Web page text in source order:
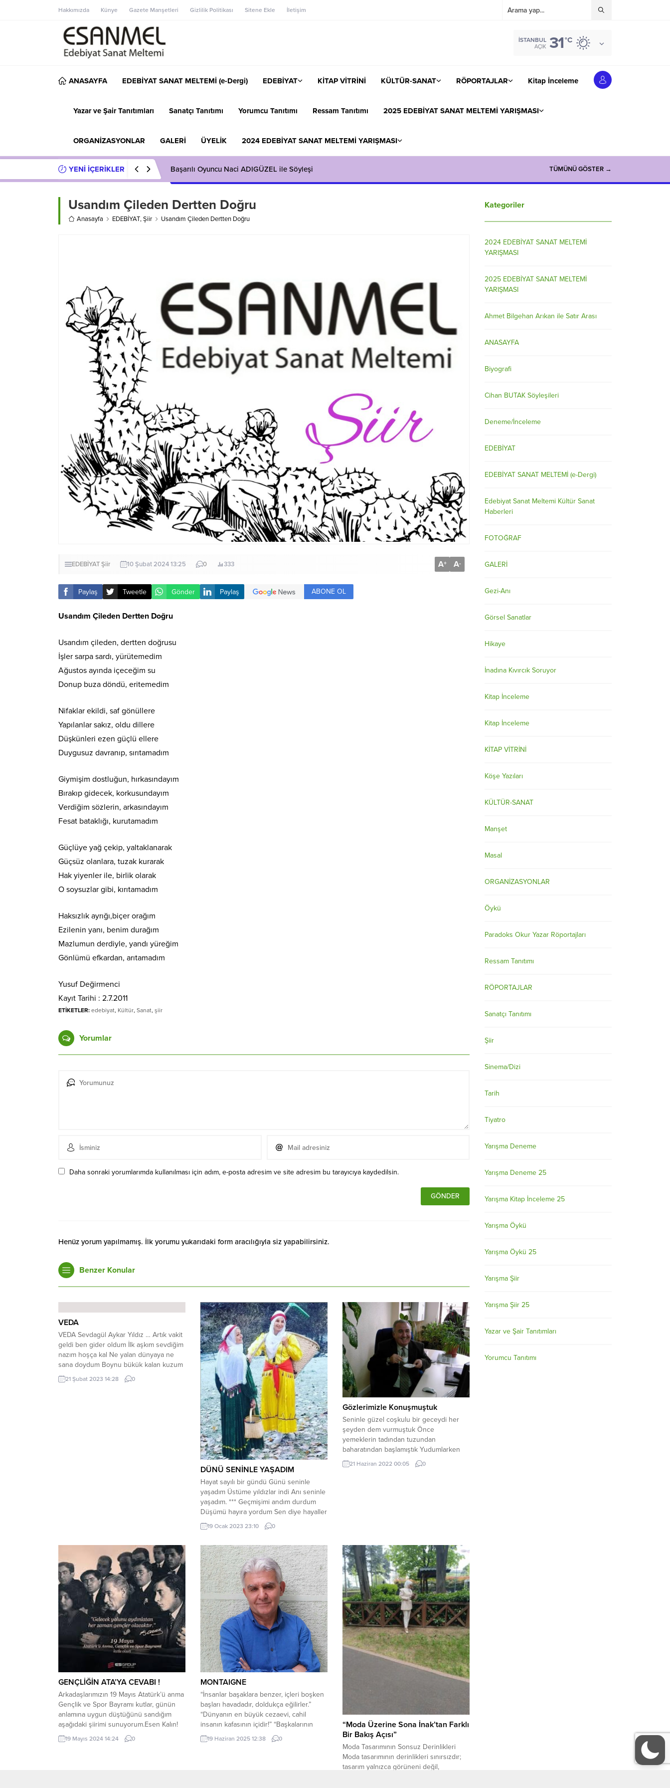
Hakkımızda Künye Gazete Manşetleri Gizlilik Politikası Sitene Ekle İletişim
İSTANBUL
AÇIK 31°C
ANASAYFA EDEBİYAT SANAT MELTEMİ (e-Dergi) EDEBİYAT KİTAP VİTRİNİ KÜLTÜR-SANAT RÖPORTAJLAR Kitap İnceleme
Yazar ve Şair Tanıtımları Sanatçı Tanıtımı Yorumcu Tanıtımı Ressam Tanıtımı 2025 EDEBİYAT SANAT MELTEMİ YARIŞMASI
ORGANİZASYONLAR GALERİ ÜYELİK 2024 EDEBİYAT SANAT MELTEMİ YARIŞMASI
YENİ İÇERİKLER Başarılı Oyuncu Naci ADIGÜZEL ile Söyleşi TÜMÜNÜ GÖSTER →
Usandım Çileden Dertten Doğru
Anasayfa EDEBİYAT,Şiir Usandım Çileden Dertten Doğru
EDEBİYATŞiir 10 Şubat 2024 13:25 0 333 A+ A-
Paylaş Tweetle Gönder Paylaş ABONE OL
Usandım Çileden Dertten Doğru
Usandım çileden, dertten doğrusu
İşler sarpa sardı, yürütemedim
Ağustos ayında içeceğim su
Donup buza döndü, eritemedim
Nifaklar ekildi, saf gönüllere
Yapılanlar sakız, oldu dillere
Düşkünleri ezen güçlü ellere
Duygusuz davranıp, sırıtamadım
Giymişim dostluğun, hırkasındayım
Bırakıp gidecek, korkusundayım
Verdiğim sözlerin, arkasındayım
Fesat bataklığı, kurutamadım
Güçlüye yağ çekip, yaltaklanarak
Güçsüz olanlara, tuzak kurarak
Hak yiyenler ile, birlik olarak
O soysuzlar gibi, kırıtamadım
Haksızlık ayrığı,biçer orağım
Ezilenin yanı, benim durağım
Mazlumun derdiyle, yandı yüreğim
Gönlümü efkardan, arıtamadım
Yusuf Değirmenci
Kayıt Tarihi : 2.7.2011
ETİKETLER: edebiyat, Kültür, Sanat, şiir
Yorumlar
Daha sonraki yorumlarımda kullanılması için adım, e-posta adresim ve site adresim bu tarayıcıya kaydedilsin.
Henüz yorum yapılmamış. İlk yorumu yukarıdaki form aracılığıyla siz yapabilirsiniz.
Benzer Konular
VEDA
VEDA Sevdagül Aykar Yıldız … Artık vakit
geldi ben gider oldum İlk aşkım sevdiğim
nazım hoşça kal Ne yalan dünyaya ne
sana doydum Boynu bükük kalan kuzum
hoşça kal Gördüğüm yerlerin böcek
börtüsü Derdimin ortağı sırrım örtüsü
21 Şubat 2023 14:28 0
DÜNÜ SENİNLE YAŞADIM
Hayat sayılı bir gündü Günü seninle
yaşadım Üstüme yıldızlar indi Anı seninle
yaşadım. *** Geçmişimi andım durdum
Düşümü hayıra yordum Sen diye hayaller
kurdum Dünü seninle yaşadım. ***
Sığamadın hecelere İlmek attım gecelere
yaşadım. *** Bazen gözlerim dolardı
Serde sevgiler kalırdı Sazım sen diye
çalardı...
19 Ocak 2023 23:10 0
Gözlerimizle Konuşmuştuk
Seninle güzel coşkulu bir geceydi her
şeyden dem vurmuştuk Önce
yemeklerin tadından tuzundan
baharatından başlamıştık Yudumlarken
çayın deminden renginden kokusundan
çıkmıştık Nefes almayı bile unutmuştuk
21 Haziran 2022 00:05 0
GENÇLİĞİN ATA’YA CEVABI !
Arkadaşlarımızın 19 Mayıs Atatürk’ü anma
Gençlik ve Spor Bayramı kutlar, günün
anlamına uygun düştüğünü sandığım
aşağıdaki şiirimi sunuyorum.Esen Kalın!
18.5.24 Ruşen S.Kaygulu GENÇLİĞİN
ATA’YA CEVABI ! Seninle beraberdir halâ
19 Mayıs 2024 14:24 0
MONTAIGNE
“İnsanlar başaklara benzer, içleri boşken
başları havadadır, doldukça eğilirler.”
“Dünyanın en büyük cezaevi, cahil
insanın kafasının içidir!” “Başkalarının
bilgisiyle bilgin olsak bile, ancak kendi
aklımızla akıllı olabiliriz.” “Bir amaca
19 Haziran 2025 12:38 0
“Moda Üzerine Sona İnak’tan Farklı
Bir Bakış Açısı”
Moda Tasarımının Sonsuz Derinlikleri
Moda tasarımının derinlikleri sınırsızdır;
tasarım yalnızca görüneni değil,
Kategoriler
2024 EDEBİYAT SANAT MELTEMİ
YARIŞMASI
2025 EDEBİYAT SANAT MELTEMİ
YARIŞMASI
Ahmet Bilgehan Arıkan ile Satır Arası
ANASAYFA
Biyografi
Cihan BUTAK Söyleşileri
Deneme/İnceleme
EDEBİYAT
EDEBİYAT SANAT MELTEMİ (e-Dergi)
Edebiyat Sanat Meltemi Kültür Sanat
Haberleri
FOTOĞRAF
GALERİ
Gezi-Anı
Görsel Sanatlar
Hikaye
İnadına Kıvırcık Soruyor
Kitap İnceleme
Kitap İnceleme
KİTAP VİTRİNİ
Köşe Yazıları
KÜLTÜR-SANAT
Manşet
Masal
ORGANİZASYONLAR
Öykü
Paradoks Okur Yazar Röportajları
Ressam Tanıtımı
RÖPORTAJLAR
Sanatçı Tanıtımı
Şiir
Sinema/Dizi
Tarih
Tiyatro
Yarışma Deneme
Yarışma Deneme 25
Yarışma Kitap İnceleme 25
Yarışma Öykü
Yarışma Öykü 25
Yarışma Şiir
Yarışma Şiir 25
Yazar ve Şair Tanıtımları
Yorumcu Tanıtımı